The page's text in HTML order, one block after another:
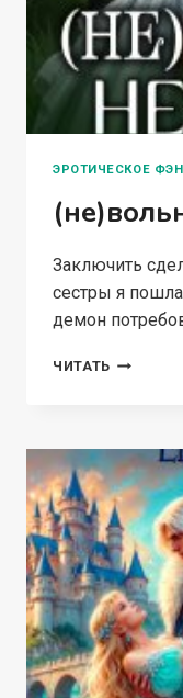
ЭРОТИЧЕСКОЕ
Заключить
сестры я
демон
ЧИТАТЬ